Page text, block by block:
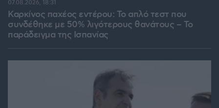
Καρκίνος παχέος εντέρου: Το απλό τεστ που
συνδέθηκε με 50% λιγότερους θανάτους – Το
παράδειγμα της Ισπανίας
07.08.2026, 18:31